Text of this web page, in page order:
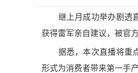
继上月成功举办剧透直
获得雷军亲自建议，被官
据悉，本次直播将重点
形式为消费者带来第一手